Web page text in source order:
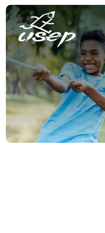
Panneau de gestion des cookies